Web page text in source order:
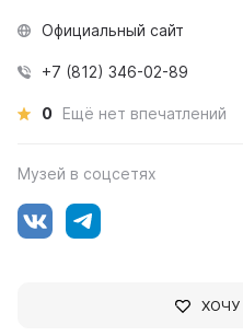
Официальный сайт
+7 (812) 346-02-89
0 Ещё нет впечатлений
Музей в соцсетях